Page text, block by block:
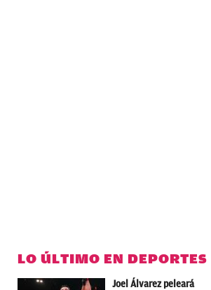
LO ÚLTIMO EN DEPORTES
Joel Álvarez peleará